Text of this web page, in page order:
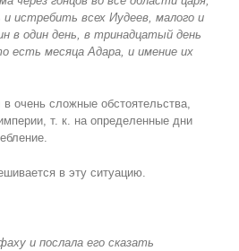
истребить всех Иудеев, малого и
в один день, в тринадцатый день
есть месяца Адара, и имение их
очень сложные обстоятельства,
т. к. на определенные дни
в эту ситуацию.
и послала его сказать